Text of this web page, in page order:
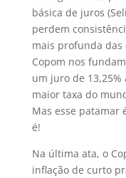
básica de juros
perdem
mais profunda das
Copom nos
um juro de 13,25%
maior taxa do
Mas esse patamar
é!
Na última ata, o
inflação de curto